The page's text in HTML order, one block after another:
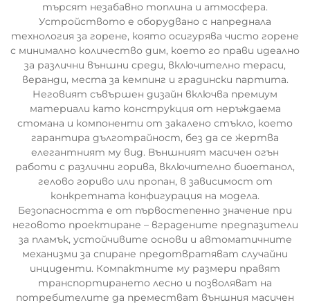
търсят незабавно топлина и атмосфера.
Устройството е оборудвано с напреднала
технология за горене, която осигурява чисто горене
с минимално количество дим, което го прави идеално
за различни външни среди, включително тераси,
веранди, места за кемпинг и градински партита.
Неговият съвършен дизайн включва премиум
материали като конструкция от неръждаема
стомана и компоненти от закалено стъкло, което
гарантира дълготрайност, без да се жертва
елегантният му вид. Външният масичен огън
работи с различни горива, включително биоетанол,
гелово гориво или пропан, в зависимост от
конкретната конфигурация на модела.
Безопасността е от първостепенно значение при
неговото проектиране – вградените предпазители
за пламък, устойчивите основи и автоматичните
механизми за спиране предотвратяват случайни
инциденти. Компактните му размери правят
транспортирането лесно и позволяват на
потребителите да преместват външния масичен